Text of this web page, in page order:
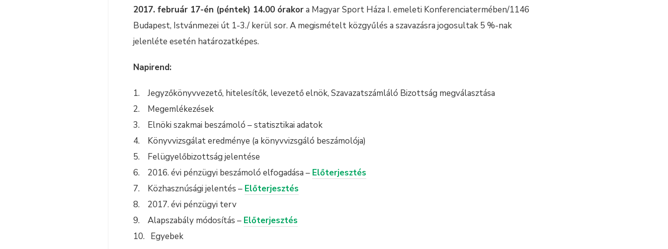
2017. február 17-én (péntek) 14.00 órakora Magyar Sport Háza I. emeleti Konferenciatermében/1146
Budapest, Istvánmezei út 1-3./ kerül sor. A megismételt közgyűlés a szavazásra jogosultak 5 %-nak
jelenléte esetén határozatképes.
Napirend:
1. Jegyzőkönyvvezető, hitelesítők, levezető elnök, Szavazatszámláló Bizottság megválasztása
2. Megemlékezések
3. Elnöki szakmai beszámoló – statisztikai adatok
4. Könyvvizsgálat eredménye (a könyvvizsgáló beszámolója)
5. Felügyelőbizottság jelentése
6. 2016. évi pénzügyi beszámoló elfogadása – Előterjesztés
7. Közhasznúsági jelentés – Előterjesztés
8. 2017. évi pénzügyi terv
9. Alapszabály módosítás – Előterjesztés
10. Egyebek